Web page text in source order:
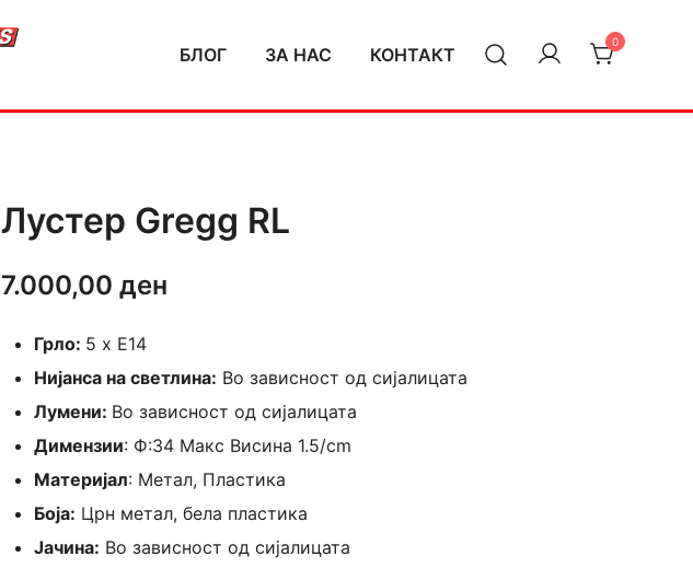
БЛОГ ЗА НАС КОНТАКТ
0
Лустер Gregg RL
7.000,00 ден
Грло: 5 x E14
Нијанса на светлина: Во зависност од сијалицата
Лумени: Во зависност од сијалицата
Димензии: Ф:34 Макс Висина 1.5/cm
Материјал: Метал, Пластика
Боја: Црн метал, бела пластика
Јачина: Во зависност од сијалицата